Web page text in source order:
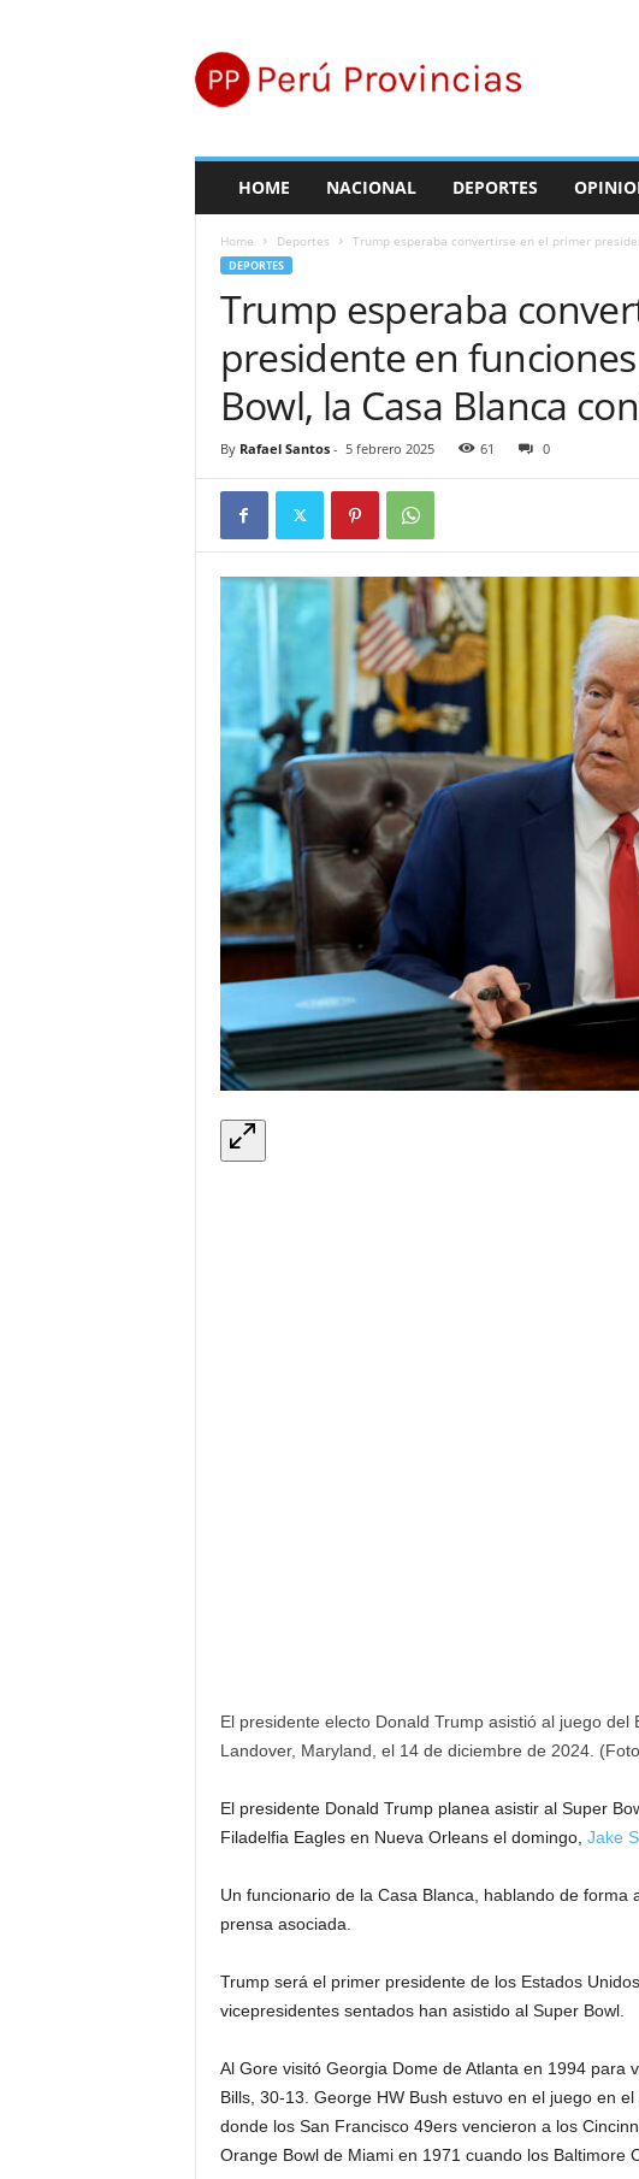
r
ú
HOME NACIONAL DEPORTES
Home Deportes Trump esperaba convertirse en el primer
DEPORTES
Trump esperaba
presidente en
Bowl, la Casa Blanca
By Rafael Santos- 5 febrero 2025 61 0
El presidente electo Donald Trump asistió al juego
Landover, Maryland, el 14 de diciembre de 2024.
El presidente Donald Trump planea asistir al Super
Filadelfia Eagles en Nueva Orleans el domingo, Jake
Un funcionario de la Casa Blanca, hablando de forma
prensa asociada.
Trump será el primer presidente de los Estados
vicepresidentes sentados han asistido al Super Bowl.
Al Gore visitó Georgia Dome de Atlanta en 1994 para
Bills, 30-13. George HW Bush estuvo en el juego en
donde los San Francisco 49ers vencieron a los
Orange Bowl de Miami en 1971 cuando los Baltimore